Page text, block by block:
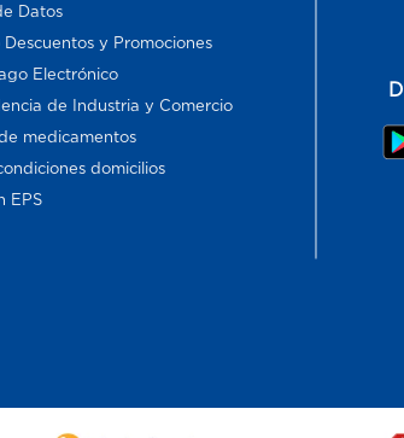
Datos
y Promociones
Electrónico
de Industria y Comercio
medicamentos
domicilios
EPS